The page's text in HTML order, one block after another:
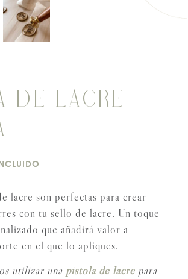
DE LACRE
lacre son perfectas para crear
con tu sello de lacre. Un toque
que añadirá valor a
en el que lo apliques.
utilizar una pistola de lacre para